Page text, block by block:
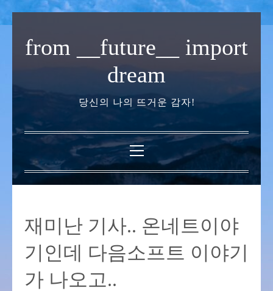
기
from __future__ import
dream
당신의 나의 뜨거운 감자!
기
본
메
뉴
재미난 기사.. 온네트이야
기인데 다음소프트 이야기
가 나오고..